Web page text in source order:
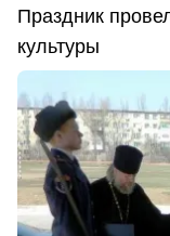
Праздник
культуры